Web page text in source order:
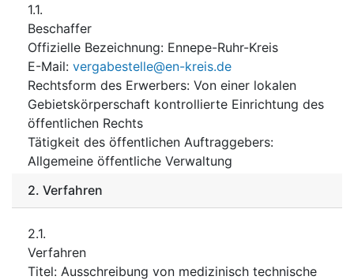
1.1.
Beschaffer
Offizielle Bezeichnung: Ennepe-Ruhr-Kreis
E-Mail: vergabestelle@en-kreis.de
Rechtsform des Erwerbers: Von einer lokalen
Gebietskörperschaft kontrollierte Einrichtung des
öffentlichen Rechts
Tätigkeit des öffentlichen Auftraggebers:
Allgemeine öffentliche Verwaltung
2. Verfahren
2.1.
Verfahren
Titel: Ausschreibung von medizinisch technische